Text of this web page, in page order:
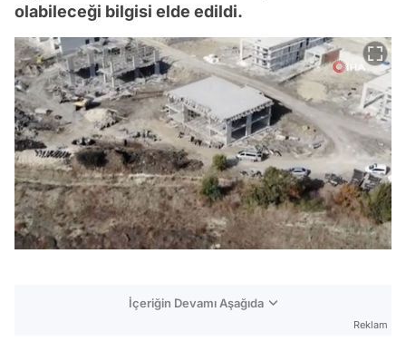
olabileceği bilgisi elde edildi.
İçeriğin Devamı Aşağıda
Reklam